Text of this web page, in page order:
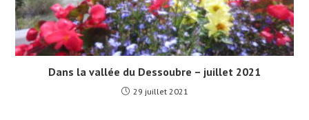
Dans la vallée du Dessoubre – juillet 2021
29 juillet 2021